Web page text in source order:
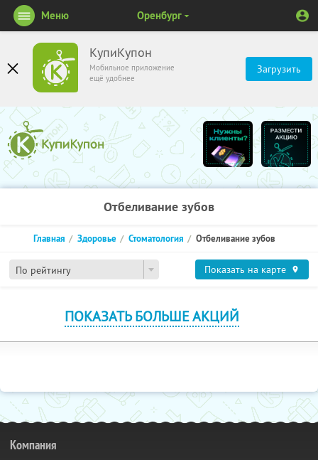
КупиКупон
Мобильное приложение
ещё удобнее
Загрузить
Меню Оренбург
Отбеливание зубов
По рейтингу
Главная Здоровье Стоматология Отбеливание зубов
Показать на карте
ПОКАЗАТЬ БОЛЬШЕ АКЦИЙ
Компания